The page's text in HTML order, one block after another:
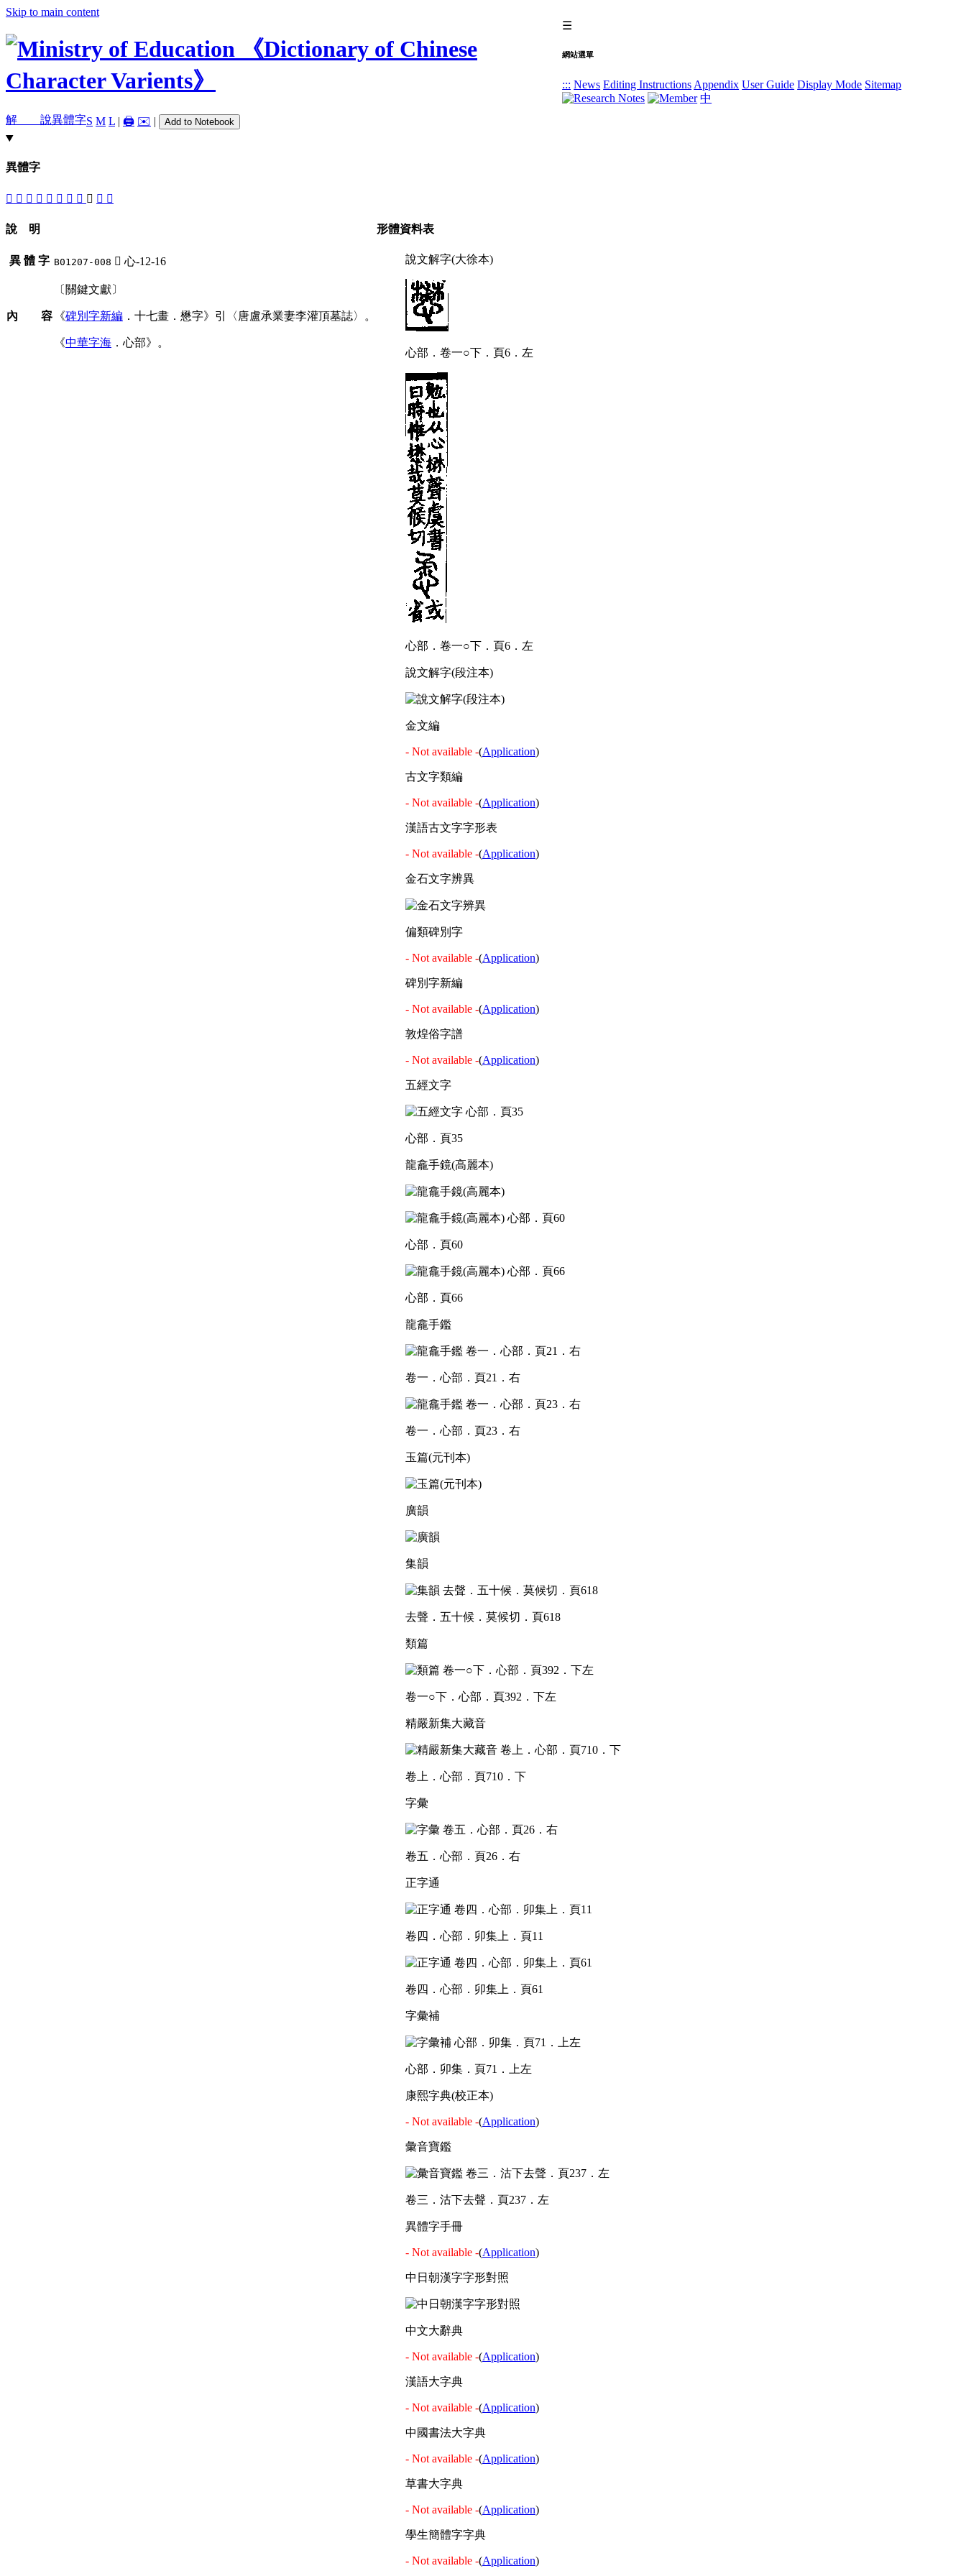
Skip to main content
☰
網站選單
::: News Editing Instructions Appendix User Guide Display Mode Sitemap
中
解 說異體字S M L | 🖨️ ✉️ | Add to Notebook
異體字
𢘕 𢘅 愗 󷤌 󷤏 󷤈 󷤊 󷤍 󷤎 󷤉 󷤋
說 明
異 體 字 B01207-008 󷤎 心-12-16
內 容
〔關鍵文獻〕
《碑別字新編 ．十七畫．懋字》引〈唐盧承業妻李灌頂墓誌〉。
《中華字海 ．心部》。
形體資料表
說文解字(大徐本)
心部．卷一○下．頁6．左
心部．卷一○下．頁6．左
說文解字(段注本)
金文編
- Not available -(Application)
古文字類編
- Not available -(Application)
漢語古文字字形表
- Not available -(Application)
金石文字辨異
偏類碑別字
- Not available -(Application)
碑別字新編
- Not available -(Application)
敦煌俗字譜
- Not available -(Application)
五經文字
心部．頁35
龍龕手鏡(高麗本)
心部．頁60
心部．頁66
龍龕手鑑
卷一．心部．頁21．右
卷一．心部．頁23．右
玉篇(元刊本)
廣韻
集韻
去聲．五十候．莫候切．頁618
類篇
卷一○下．心部．頁392．下左
精嚴新集大藏音
卷上．心部．頁710．下
字彙
卷五．心部．頁26．右
正字通
卷四．心部．卯集上．頁11
卷四．心部．卯集上．頁61
字彙補
心部．卯集．頁71．上左
康熙字典(校正本)
- Not available -(Application)
彙音寶鑑
卷三．沽下去聲．頁237．左
異體字手冊
- Not available -(Application)
中日朝漢字字形對照
中文大辭典
- Not available -(Application)
漢語大字典
- Not available -(Application)
中國書法大字典
- Not available -(Application)
草書大字典
- Not available -(Application)
學生簡體字字典
- Not available -(Application)